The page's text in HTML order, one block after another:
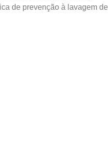
de prevenção à lavagem de